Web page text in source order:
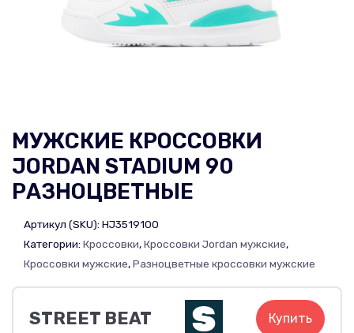
МУЖСКИЕ КРОССОВКИ
JORDAN STADIUM 90
РАЗНОЦВЕТНЫЕ
Артикул (SKU): HJ3519100
Категории: Кроссовки,Кроссовки Jordan мужские,
Кроссовки мужские,Разноцветные кроссовки мужские
STREET BEAT Купить